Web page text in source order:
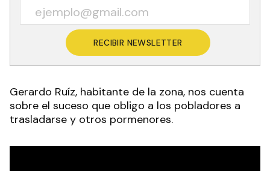
RECIBIR NEWSLETTER
Gerardo Ruíz, habitante de la zona, nos cuenta
sobre el suceso que obligo a los pobladores a
trasladarse y otros pormenores.